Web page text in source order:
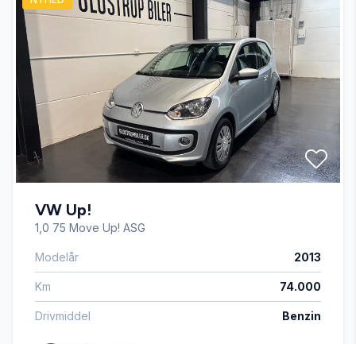
Glastag
Infocenter
Servostyring
Startspærre
Stofsæder
USB tilslutning
VW Up!
1,0 75 Move Up! ASG
Modelår 2013
Km 74.000
Drivmiddel Benzin